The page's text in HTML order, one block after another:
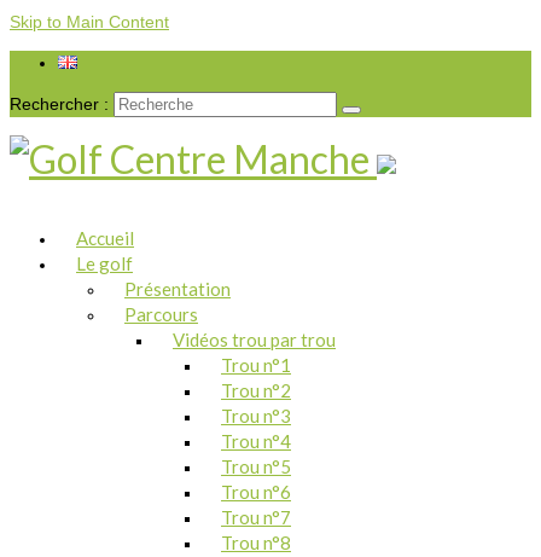
Skip to Main Content
Rechercher :
Accueil
Le golf
Présentation
Parcours
Vidéos trou par trou
Trou n°1
Trou n°2
Trou n°3
Trou n°4
Trou n°5
Trou n°6
Trou n°7
Trou n°8